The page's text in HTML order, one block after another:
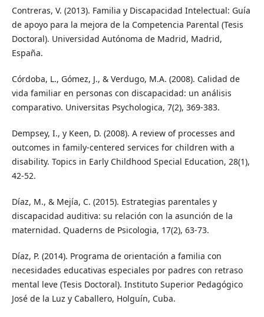
Contreras, V. (2013). Familia y Discapacidad Intelectual: Guía
de apoyo para la mejora de la Competencia Parental (Tesis
Doctoral). Universidad Autónoma de Madrid, Madrid,
España.
Córdoba, L., Gómez, J., & Verdugo, M.A. (2008). Calidad de
vida familiar en personas con discapacidad: un análisis
comparativo. Universitas Psychologica, 7(2), 369-383.
Dempsey, I., y Keen, D. (2008). A review of processes and
outcomes in family-centered services for children with a
disability. Topics in Early Childhood Special Education, 28(1),
42-52.
Díaz, M., & Mejía, C. (2015). Estrategias parentales y
discapacidad auditiva: su relación con la asunción de la
maternidad. Quaderns de Psicologia, 17(2), 63-73.
Díaz, P. (2014). Programa de orientación a familia con
necesidades educativas especiales por padres con retraso
mental leve (Tesis Doctoral). Instituto Superior Pedagógico
José de la Luz y Caballero, Holguín, Cuba.